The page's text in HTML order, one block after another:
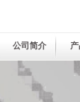
公司简介